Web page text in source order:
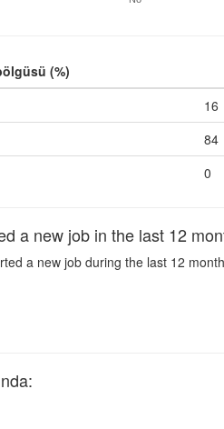
(%)
16
84
0
a new job in the last 12
a new job during the last 12